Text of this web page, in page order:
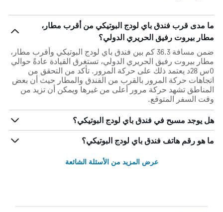
ما مدى قرب فندق باي لودج البوتيكي من أقرب مطار،
مطار بيروت رفيق الحريري الدولي؟
ضمن مسافة 36.3 كم بين فندق باي لودج البوتيكي وأقرب مطار،
مطار بيروت رفيق الحريري الدولي، تستغرق القيادة عادةً حوالي
0س 28د يعتمد ذلك على حركة المرور. تأكد من التحقق من
اتجاهات حركة المرور بالقرب من الفندق والمطار حيث أن بعض
المناطق تشهد حركة مرور أعلى من غيرها ويمكن أن تزيد من
وقت السفر المتوقع.
هل يوجد مسبح في فندق باي لودج البوتيكي؟
ما هو رقم هاتف فندق باي لودج البوتيكي؟
عرض المزيد من الأسئلة الشائعة